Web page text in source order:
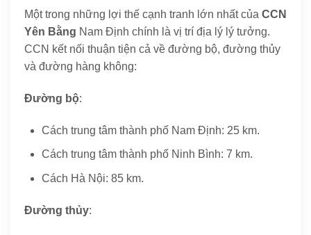
Một trong những lợi thế cạnh tranh lớn nhất của CCN
Yên Bằng Nam Định chính là vị trí địa lý lý tưởng.
CCN kết nối thuận tiện cả về đường bộ, đường thủy
và đường hàng không:
Đường bộ:
Cách trung tâm thành phố Nam Định: 25 km.
Cách trung tâm thành phố Ninh Bình: 7 km.
Cách Hà Nội: 85 km.
Đường thủy: